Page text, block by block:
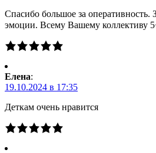
Спасибо большое за оперативность.
эмоции. Всему Вашему коллективу
Елена:
19.10.2024 в 17:35
Деткам очень нравится